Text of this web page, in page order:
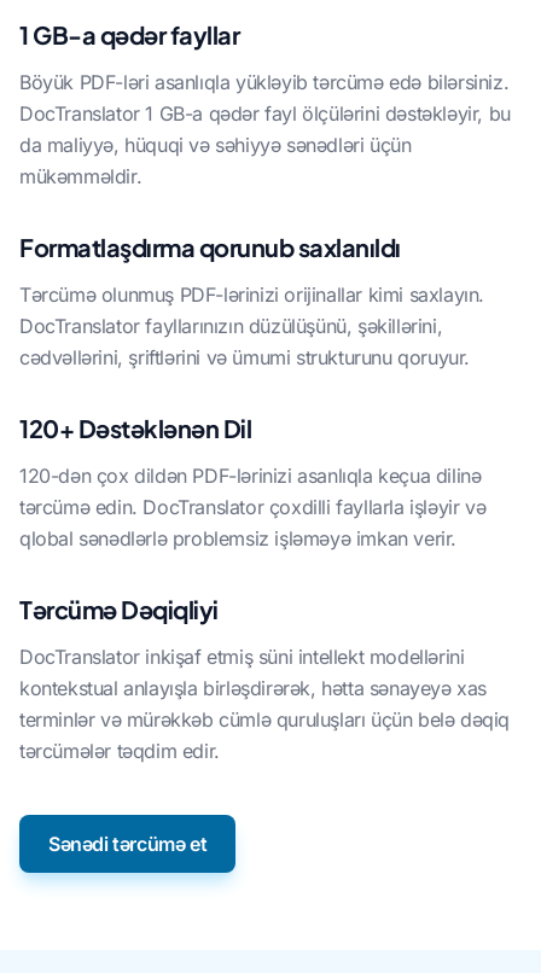
1 GB-a qədər fayllar
Böyük PDF-ləri asanlıqla yükləyib tərcümə edə bilərsiniz.
DocTranslator 1 GB-a qədər fayl ölçülərini dəstəkləyir, bu
da maliyyə, hüquqi və səhiyyə sənədləri üçün
mükəmməldir.
Formatlaşdırma qorunub saxlanıldı
Tərcümə olunmuş PDF-lərinizi orijinallar kimi saxlayın.
DocTranslator fayllarınızın düzülüşünü, şəkillərini,
cədvəllərini, şriftlərini və ümumi strukturunu qoruyur.
120+ Dəstəklənən Dil
120-dən çox dildən PDF-lərinizi asanlıqla keçua dilinə
tərcümə edin. DocTranslator çoxdilli fayllarla işləyir və
qlobal sənədlərlə problemsiz işləməyə imkan verir.
Tərcümə Dəqiqliyi
DocTranslator inkişaf etmiş süni intellekt modellərini
kontekstual anlayışla birləşdirərək, hətta sənayeyə xas
terminlər və mürəkkəb cümlə quruluşları üçün belə dəqiq
tərcümələr təqdim edir.
Sənədi tərcümə et